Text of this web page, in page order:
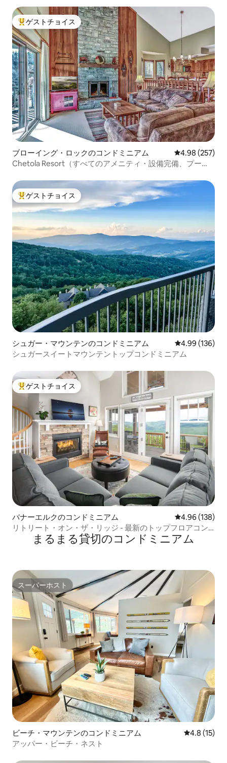
大好評のゲストチョイスです。
ゲストチョイス
ブローイング・ロックのコンドミニアム レビュー257
4.98 (257)
Chetola Resort（すべてのアメニティ・設備完備、プー
大好評のゲストチョイスです。
ゲストチョイス
シュガー・マウンテンのコンドミニアム レビュー136
4.99 (136)
シュガースイートマウンテントップコンドミニアム
大好評のゲストチョイスです。
ゲストチョイス
バナーエルクのコンドミニアム レビュー138
4.96 (138)
リトリート・オン・ザ・リッジ - 最新のトップフロアコン
ドミニアム！まるまる貸切のコンドミニアム
スーパーホスト
スーパーホスト
ビーチ・マウンテンのコンドミニアム レビュー15
4.8 (15)
アッパー・ビーチ・ネスト